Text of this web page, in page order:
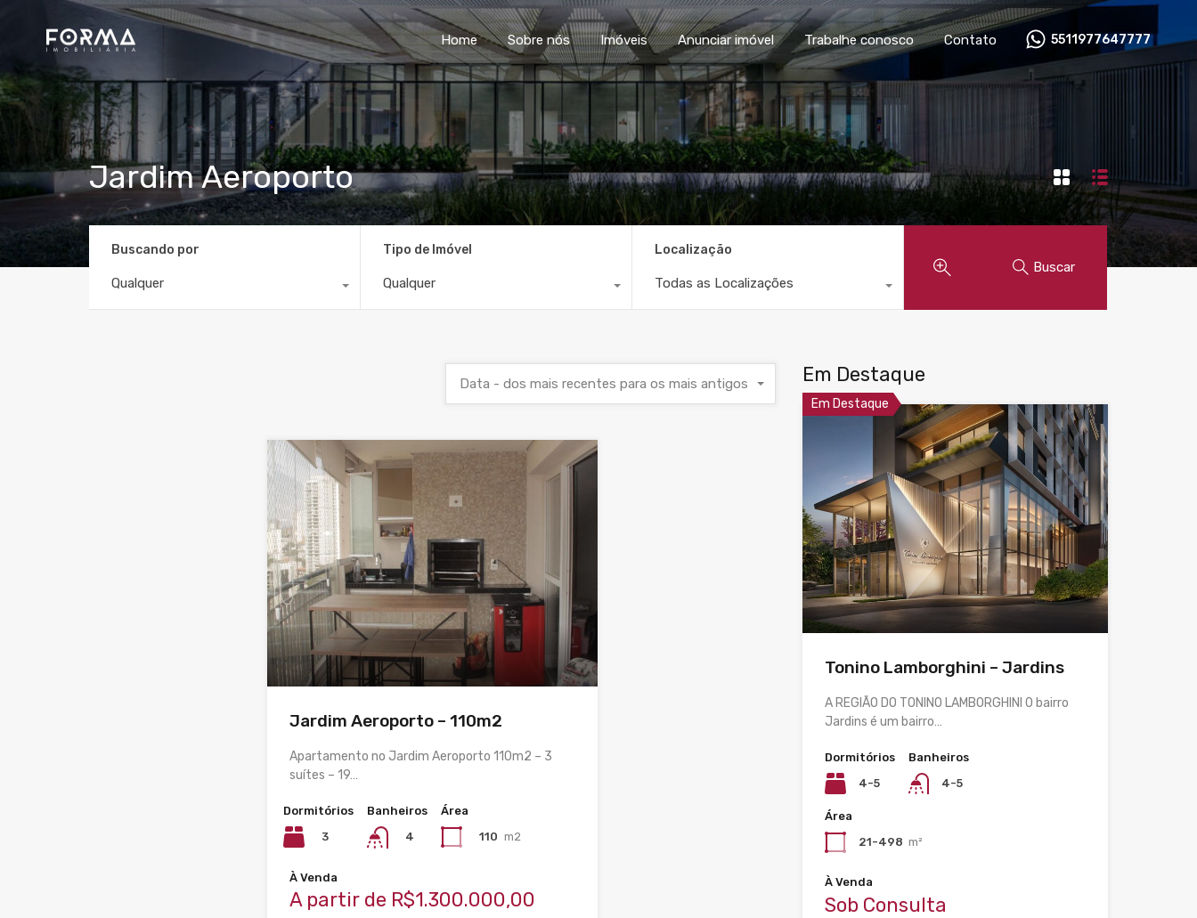
Home Sobre nós Imóveis Anunciar imóvel Trabalhe conosco Contato
Home Sobre nós Imóveis Anunciar imóvel Trabalhe conosco Contato 5511977647777
Jardim Aeroporto
Buscando por
Qualquer
Tipo de Imóvel
Qualquer
Localização
Todas as Localizações
Buscar
Data - dos mais recentes para os mais antigos
Jardim Aeroporto – 110m2
Apartamento no Jardim Aeroporto 110m2 – 3
suítes – 19…
Dormitórios
3
Banheiros
4
Área
110 m2
À Venda
A partir de R$1.300.000,00
Em Destaque
Em Destaque
Tonino Lamborghini – Jardins
A REGIÃO DO TONINO LAMBORGHINI O bairro
Jardins é um bairro…
Dormitórios
4-5
Banheiros
4-5
Área
21-498 m²
À Venda
Sob Consulta